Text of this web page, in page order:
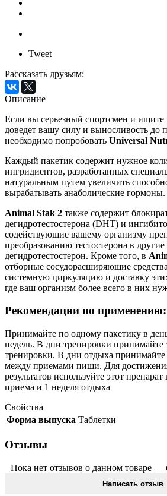
Tweet
Рассказать друзьям:
Описание
Если вы серьезный спортсмен и ищите
доведет вашу силу и выносливость до
необходимо попробовать Universal
Каждый пакетик содержит нужное
ингридиентов, разработанных
натуральным путем увеличить
вырабатывать анаболические гормоны.
Animal Stak 2 также содержит
дегидротестостерона (DHT) и
содействующие вашему организму
преобразованию тестостерона в
дегидротестостерон. Кроме того, в
отборные сосудорасширяющие
системную циркуляцию и доставку
где ваш организм более всего в них
Рекомендации по применению:
Принимайте по одному пакетику в
недель. В дни тренировки принимайте
тренировки. В дни отдыха принимайте
между приемами пищи. Для
результатов используйте этот
приема и 1 неделя отдыха
Свойства
Форма выпуска Таблетки
Отзывы
Пока нет отзывов о данном товаре —
Написать отзыв